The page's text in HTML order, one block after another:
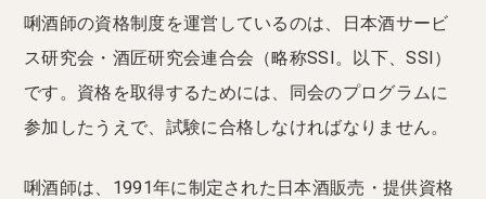
唎酒師の資格制度を運営しているのは、日本酒サービ
ス研究会・酒匠研究会連合会（略称SSI。以下、SSI）
です。資格を取得するためには、同会のプログラムに
参加したうえで、試験に合格しなければなりません。
唎酒師は、1991年に制定された日本酒販売・提供資格